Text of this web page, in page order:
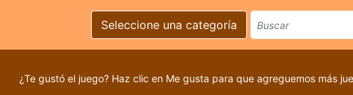
Seleccione una categoría
¿Te gustó el juego? Haz clic en Me gusta para que agreguemos más